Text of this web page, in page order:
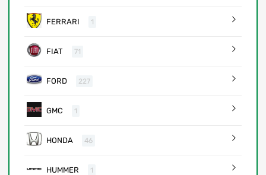
FERRARI 1
FIAT 71
FORD 227
GMC 1
HONDA 46
HUMMER 1